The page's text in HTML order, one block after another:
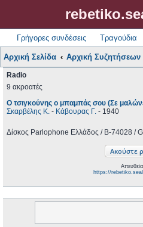
Γρήγορες συνδέσεις Τραγούδια
Αρχική Σελίδα Αρχική Συζητήσεων
Radio
9 ακροατές
Ο τσιγκούνης ο μπαμπάς σου (Σε
Σκαρβέλης Κ. - Κάβουρας Γ. - 1940
Δίσκος Parlophone Ελλάδος / B-74028 /
https://